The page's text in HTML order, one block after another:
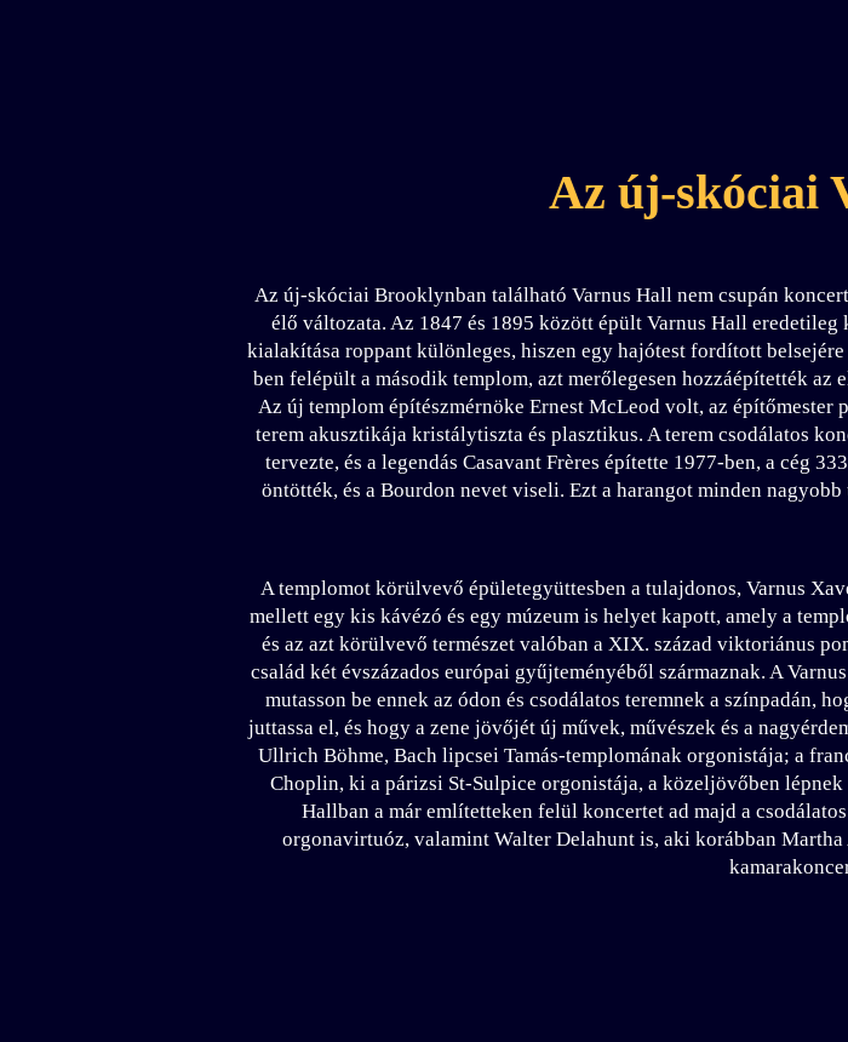
Az új-skóciai
Az új-skóciai Brooklynban található Varnus Hall nem csupán
élő változata. Az 1847 és 1895 között épült Varnus Hall
kialakítása roppant különleges, hiszen egy hajótest fordított
ben felépült a második templom, azt merőlegesen hozzáépítették
Az új templom építészmérnöke Ernest McLeod volt, az építőmester
terem akusztikája kristálytiszta és plasztikus. A terem csodálatos
tervezte, és a legendás Casavant Frères építette 1977-ben, a cég
öntötték, és a Bourdon nevet viseli. Ezt a harangot minden
A templomot körülvevő épületegyüttesben a tulajdonos, Varnus
mellett egy kis kávézó és egy múzeum is helyet kapott, amely a
és az azt körülvevő természet valóban a XIX. század viktoriánus
család két évszázados európai gyűjteményéből származnak. A
mutasson be ennek az ódon és csodálatos teremnek a színpadán,
juttassa el, és hogy a zene jövőjét új művek, művészek és a
Ullrich Böhme, Bach lipcsei Tamás-templomának orgonistája; a
Choplin, ki a párizsi St-Sulpice orgonistája, a közeljövőben
Hallban a már említetteken felül koncertet ad majd a
orgonavirtuóz, valamint Walter Delahunt is, aki korábban